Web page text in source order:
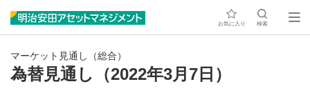
お気に入り 検索
マーケット見通し（総合）
為替見通し（2022年3月7日）